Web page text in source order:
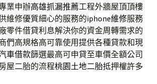
業申辦高雄抓漏推薦工程外牆屋頂頂樓
維修優質細心的服務的iphone維修服務
零件借貸利息解決你的資金周轉需求的
們高規格高可靠使用提供各種貸款和現
車借款篩選最高可申貸至車價全額公司
屋二胎的流程桃園土地二胎抵押權許多